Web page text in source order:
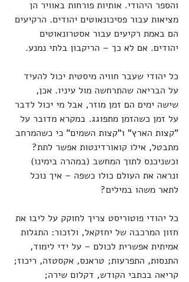
והספר היהודי. אותיות פורחות באוויר הן
מציאות עבור פסיכונאוטים יהודים. הרקיעים
הם באמת רקיעים עבור אסטרונאוטים
יהודים. אם לא כך – הריקבון בלתי נמנע.
כל יהודי שעבר חוויה מיסטית יכול להעיד
על הבריאה שהתרחשה מול עיניו. אכן,
שישה ימים הם זמן מוזר, אבל מי יכול לדבר
על זמן כשהזמן מתפוגג. במקרא מדובר על
"קצות הארץ" ו"קצות השמים" כי כשהמרחב
מתבטל, אילו קואורדינטות אפשר לתת?
וכשניכנס לתוך המחשב (במהרה בימינו)
ונראה את העולם כולו כשפה – איך נוכל
לתאר משהו במילים?
כל יהודי פוטוריסט צריך לחוקק על ליבו את
חזון המרכבה של יחזקאל, ולזכור: התגלות
אמיתית אפשרית לכולם – על ידי לימוד,
התנסות, התפרעות; טראנס, אקסטזה, ריכוז;
קריאה בכתבי הקודש, דקלום שירה;